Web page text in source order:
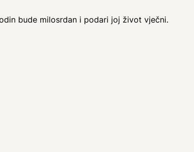
bude milosrdan i podari joj život vječni.